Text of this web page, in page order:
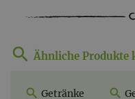
Ähnliche Produkte
Getränke